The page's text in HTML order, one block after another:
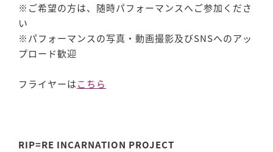
※ご希望の方は、随時パフォーマンスへご参加くださ
い
※パフォーマンスの写真・動画撮影及びSNSへのアッ
プロード歓迎
フライヤーはこちら
RIP=RE INCARNATION PROJECT